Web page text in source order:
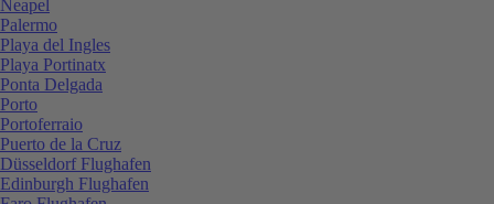
Neapel
Palermo
Playa del Ingles
Playa Portinatx
Ponta Delgada
Porto
Portoferraio
Puerto de la Cruz
Düsseldorf Flughafen
Edinburgh Flughafen